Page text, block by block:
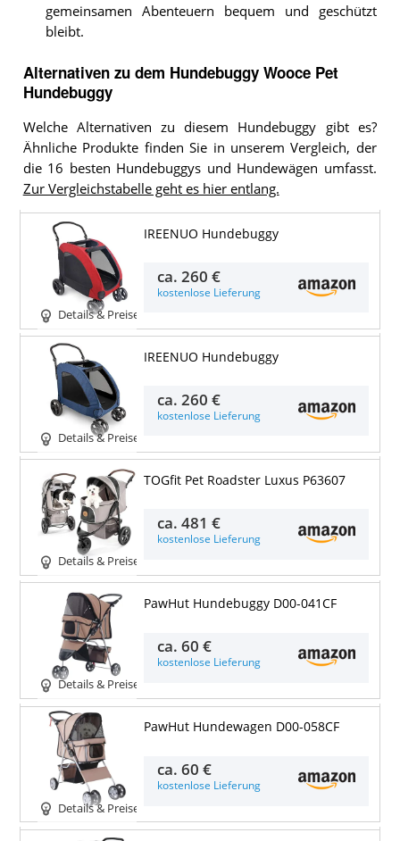
gemeinsamen Abenteuern bequem und geschützt
bleibt.
Alternativen zu dem Hundebuggy Wooce Pet
Hundebuggy
Welche Alternativen zu diesem Hundebuggy gibt es?
Ähnliche Produkte finden Sie in unserem Vergleich, der
die 16 besten Hundebuggys und Hundewägen umfasst.
Zur Vergleichstabelle geht es hier entlang.
Details & Preise
IREENUO Hundebuggy
ca.260 €
kostenlose Lieferung
Details & Preise
IREENUO Hundebuggy
ca.260 €
kostenlose Lieferung
Details & Preise
TOGfit Pet Roadster Luxus P63607
ca.481 €
kostenlose Lieferung
Details & Preise
PawHut Hundebuggy D00-041CF
ca.60 €
kostenlose Lieferung
Details & Preise
PawHut Hundewagen D00-058CF
ca.60 €
kostenlose Lieferung